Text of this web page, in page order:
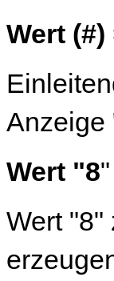
Wert (#)
Anzeige
Wert "8
Wert "8"